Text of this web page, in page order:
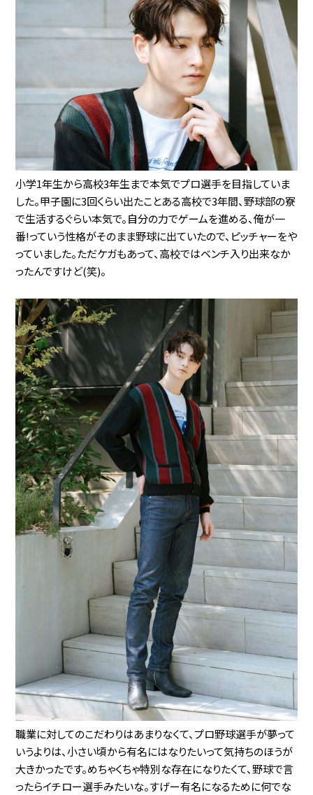
小学1年生から高校3年生まで本気でプロ選手を目指していま
した。甲子園に3回くらい出たことある高校で3年間、野球部の寮
で生活するぐらい本気で。自分の力でゲームを進める、俺が一
番!っていう性格がそのまま野球に出ていたので、ピッチャーをや
っていました。ただケガもあって、高校ではベンチ入り出来なか
ったんですけど(笑)。
職業に対してのこだわりはあまりなくて、プロ野球選手が夢って
いうよりは、小さい頃から有名にはなりたいって気持ちのほうが
大きかったです。めちゃくちゃ特別な存在になりたくて、野球で言
ったらイチロー選手みたいな。すげー有名になるために何でな